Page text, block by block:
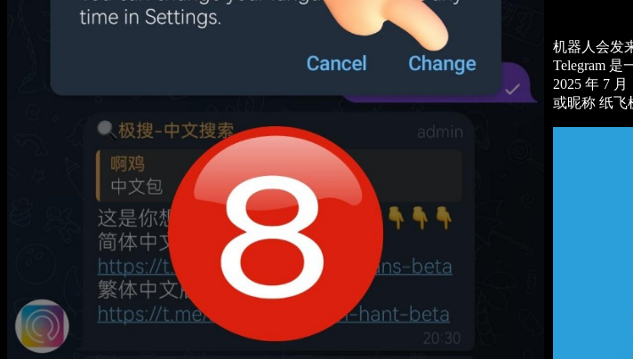
机器人会发
Telegram
2025 年 7
或昵称 纸飞